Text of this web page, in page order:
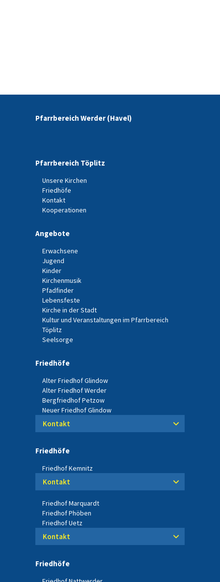
Pfarrbereich Werder (Havel)
Pfarrbereich Töplitz
Unsere Kirchen
Friedhöfe
Kontakt
Kooperationen
Angebote
Erwachsene
Jugend
Kinder
Kirchenmusik
Pfadfinder
Lebensfeste
Kirche in der Stadt
Kultur und Veranstaltungen im Pfarrbereich
Töplitz
Seelsorge
Friedhöfe
Alter Friedhof Glindow
Alter Friedhof Werder
Bergfriedhof Petzow
Neuer Friedhof Glindow
Kontakt
Friedhöfe
Friedhof Kemnitz
Kontakt
Friedhof Marquardt
Friedhof Phöben
Friedhof Uetz
Kontakt
Friedhöfe